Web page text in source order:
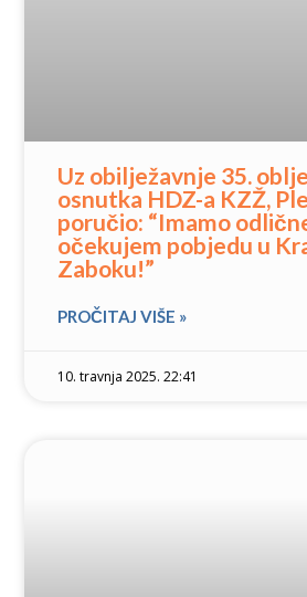
Uz obilježavnje 35.
osnutka HDZ-a KZŽ,
poručio: “Imamo
očekujem pobjedu u
Zaboku!”
PROČITAJ VIŠE »
10. travnja 2025. 22:41